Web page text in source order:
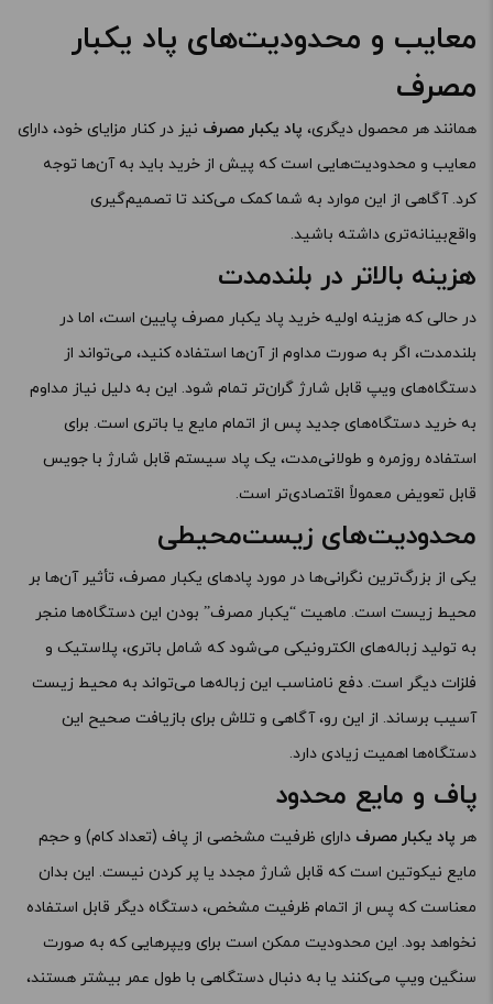
معایب و محدودیت‌های پاد یکبار
مصرف
همانند هر محصول دیگری، پاد یکبار مصرف نیز در کنار مزایای خود، دارای
معایب و محدودیت‌هایی است که پیش از خرید باید به آن‌ها توجه
کرد. آگاهی از این موارد به شما کمک می‌کند تا تصمیم‌گیری
واقع‌بینانه‌تری داشته باشید.
هزینه بالاتر در بلندمدت
در حالی که هزینه اولیه خرید پاد یکبار مصرف پایین است، اما در
بلندمدت، اگر به صورت مداوم از آن‌ها استفاده کنید، می‌تواند از
دستگاه‌های ویپ قابل شارژ گران‌تر تمام شود. این به دلیل نیاز مداوم
به خرید دستگاه‌های جدید پس از اتمام مایع یا باتری است. برای
استفاده روزمره و طولانی‌مدت، یک پاد سیستم قابل شارژ با جویس
قابل تعویض معمولاً اقتصادی‌تر است.
محدودیت‌های زیست‌محیطی
یکی از بزرگ‌ترین نگرانی‌ها در مورد پادهای یکبار مصرف، تأثیر آن‌ها بر
محیط زیست است. ماهیت “یکبار مصرف” بودن این دستگاه‌ها منجر
به تولید زباله‌های الکترونیکی می‌شود که شامل باتری، پلاستیک و
فلزات دیگر است. دفع نامناسب این زباله‌ها می‌تواند به محیط زیست
آسیب برساند. از این رو، آگاهی و تلاش برای بازیافت صحیح این
دستگاه‌ها اهمیت زیادی دارد.
پاف و مایع محدود
هر پاد یکبار مصرف دارای ظرفیت مشخصی از پاف (تعداد کام) و حجم
مایع نیکوتین است که قابل شارژ مجدد یا پر کردن نیست. این بدان
معناست که پس از اتمام ظرفیت مشخص، دستگاه دیگر قابل استفاده
نخواهد بود. این محدودیت ممکن است برای ویپرهایی که به صورت
سنگین ویپ می‌کنند یا به دنبال دستگاهی با طول عمر بیشتر هستند،